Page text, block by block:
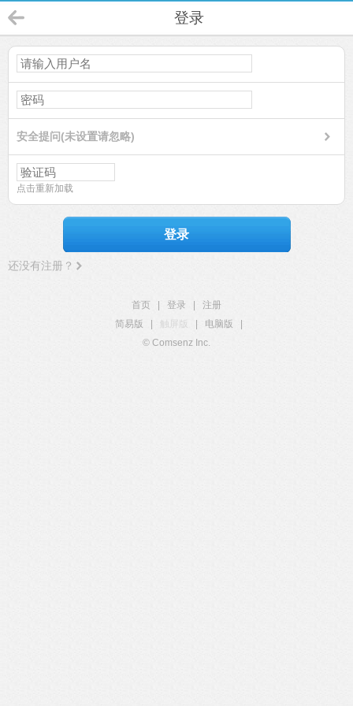
登录
安全提问(未设置请忽略)
点击重新加载
登录
还没有注册？
首页 登录
注册
简易版
触屏版 电脑版
© Comsenz Inc.